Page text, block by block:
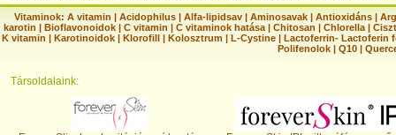
Vitaminok: A vitamin |Acidophilus |Alfa-lipidsav |Aminosavak |Antioxidáns |
karotin | Bioflavonoidok | C vitamin | C vitaminok hatása | Chitosan | Chlorella |
K vitamin | Karotinoidok | Klorofill | Kolosztrum | L-Cystine | Lactoferrin- Lactoferin
Polifenolok |Q10 |
Társoldalaink: